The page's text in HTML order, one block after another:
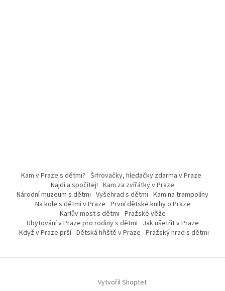
Kam v Praze s dětmi? Šifrovačky, hledačky zdarma v Praze
Najdi a spočítej! Kam za zvířátky v Praze
Národní muzeum s dětmi Vyšehrad s dětmi Kam na trampolíny
Na kole s dětmi v Praze První dětské knihy o Praze
Karlův most s dětmi Pražské věže
Ubytování v Praze pro rodiny s dětmi Jak ušetřit v Praze
Když v Praze prší Dětská hřiště v Praze Pražský hrad s dětmi
Vytvořil Shoptet